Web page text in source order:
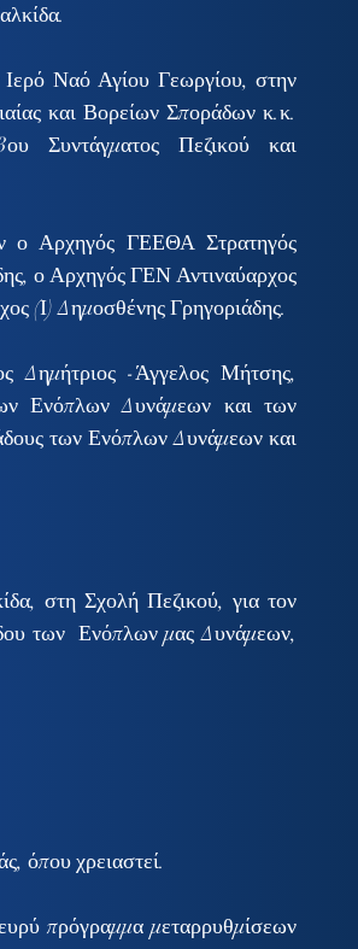
Ναό Αγίου Γεωργίου, στην
και Βορείων Σποράδων κ.κ.
Συντάγματος Πεζικού και
ο Αρχηγός ΓΕΕΘΑ Στρατηγός
ο Αρχηγός ΓΕΝ Αντιναύαρχος
(Ι) Δημοσθένης Γρηγοριάδης.
Δημήτριος -Άγγελος Μήτσης,
Ενόπλων Δυνάμεων και των
των Ενόπλων Δυνάμεων και
στη Σχολή Πεζικού, για τον
των  Ενόπλων μας Δυνάμεων,
όπου χρειαστεί.
πρόγραμμα μεταρρυθμίσεων